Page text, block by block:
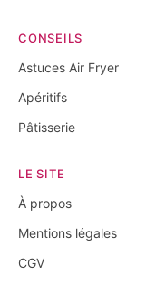
CONSEILS
Astuces Air Fryer
Apéritifs
Pâtisserie
LE SITE
À propos
Mentions légales
CGV